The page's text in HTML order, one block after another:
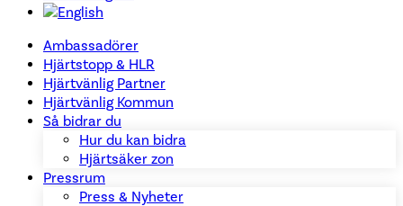
Ambassadörer
Hjärtstopp & HLR
Hjärtvänlig Partner
Hjärtvänlig Kommun
Så bidrar du
Hur du kan bidra
Hjärtsäker zon
Pressrum
Press & Nyheter